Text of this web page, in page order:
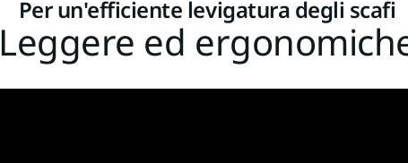
Per un'efficiente levigatura degli scafi
Leggere ed